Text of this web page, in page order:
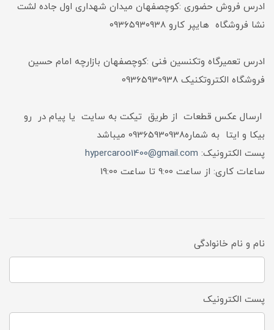
ادرس فروش حضوری :کوچصفهان میدان شهداری اول جاده لشت
نشا فروشگاه هایپر کارو ۰۹۳۶۵۹۳۰۹۳۸
ادرس تعمیرگاه وتکنسین فنی :کوچصفهان بازارچه امام حسین
فروشگاه الکتروتکنیک 09365930938
ارسال عکس قطعات از طریق تیکت به سایت یا پیام در رو
بیکا و ایتا به شماره09365930938 میباشد
پست الکترونیک: hypercaroo1400@gmail.com
ساعات کاری: از ساعت 9:00 تا ساعت 19:00
نام و نام خانوادگی
پست الکترونیک